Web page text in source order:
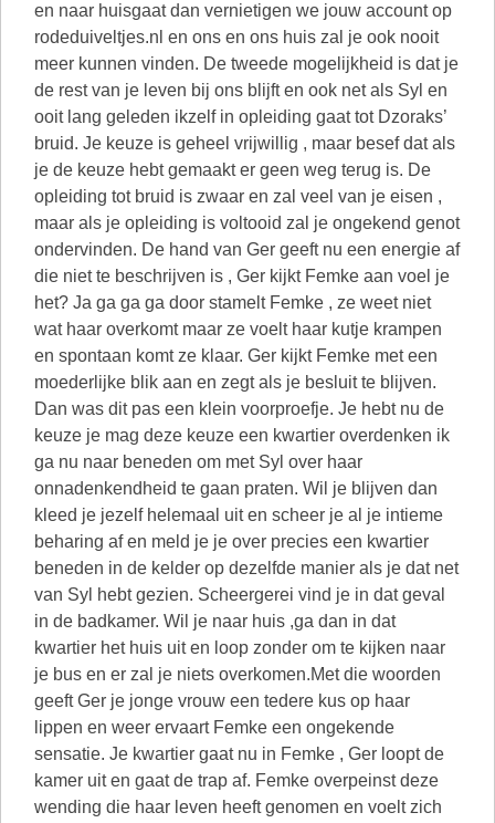
en naar huisgaat dan vernietigen we jouw account op
rodeduiveltjes.nl en ons en ons huis zal je ook nooit
meer kunnen vinden. De tweede mogelijkheid is dat je
de rest van je leven bij ons blijft en ook net als Syl en
ooit lang geleden ikzelf in opleiding gaat tot Dzoraks’
bruid. Je keuze is geheel vrijwillig , maar besef dat als
je de keuze hebt gemaakt er geen weg terug is. De
opleiding tot bruid is zwaar en zal veel van je eisen ,
maar als je opleiding is voltooid zal je ongekend genot
ondervinden. De hand van Ger geeft nu een energie af
die niet te beschrijven is , Ger kijkt Femke aan voel je
het? Ja ga ga ga door stamelt Femke , ze weet niet
wat haar overkomt maar ze voelt haar kutje krampen
en spontaan komt ze klaar. Ger kijkt Femke met een
moederlijke blik aan en zegt als je besluit te blijven.
Dan was dit pas een klein voorproefje. Je hebt nu de
keuze je mag deze keuze een kwartier overdenken ik
ga nu naar beneden om met Syl over haar
onnadenkendheid te gaan praten. Wil je blijven dan
kleed je jezelf helemaal uit en scheer je al je intieme
beharing af en meld je je over precies een kwartier
beneden in de kelder op dezelfde manier als je dat net
van Syl hebt gezien. Scheergerei vind je in dat geval
in de badkamer. Wil je naar huis ,ga dan in dat
kwartier het huis uit en loop zonder om te kijken naar
je bus en er zal je niets overkomen.Met die woorden
geeft Ger je jonge vrouw een tedere kus op haar
lippen en weer ervaart Femke een ongekende
sensatie. Je kwartier gaat nu in Femke , Ger loopt de
kamer uit en gaat de trap af. Femke overpeinst deze
wending die haar leven heeft genomen en voelt zich